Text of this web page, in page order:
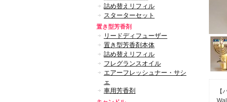
詰め替えリフィル
スターターセット
置き型芳香剤
リードディフューザー
置き型芳香剤本体
詰め替えリフィル
フレグランスオイル
エアーフレッシュナー・サシ
ェ
車用芳香剤
【